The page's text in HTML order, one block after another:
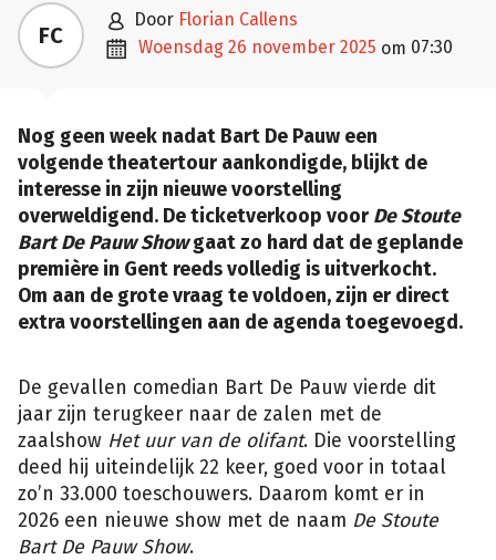
FC  door Florian Callens
 woensdag 26 november 2025 om 07:30
Nog geen week nadat Bart De Pauw een
volgende theatertour aankondigde, blijkt de
interesse in zijn nieuwe voorstelling
overweldigend. De ticketverkoop voor De Stoute
Bart De Pauw Showgaat zo hard dat de geplande
première in Gent reeds volledig is uitverkocht.
Om aan de grote vraag te voldoen, zijn er direct
extra voorstellingen aan de agenda toegevoegd.
De gevallen comedian Bart De Pauw vierde dit
jaar zijn terugkeer naar de zalen met de
zaalshow Het uur van de olifant. Die voorstelling
deed hij uiteindelijk 22 keer, goed voor in totaal
zo’n 33.000 toeschouwers. Daarom komt er in
2026 een nieuwe show met de naam De Stoute
Bart De Pauw Show.